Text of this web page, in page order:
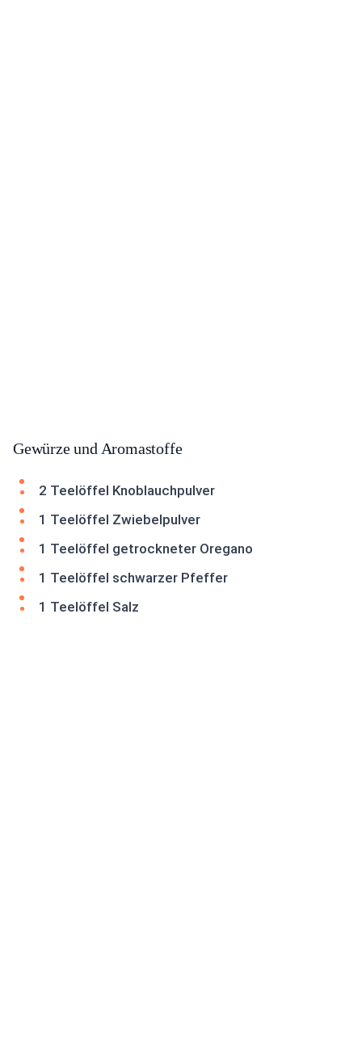
Gewürze und Aromastoffe
2 Teelöffel Knoblauchpulver
1 Teelöffel Zwiebelpulver
1 Teelöffel getrockneter Oregano
1 Teelöffel schwarzer Pfeffer
1 Teelöffel Salz